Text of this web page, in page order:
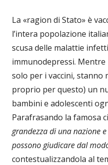
La «ragion di Stato» è
l’intera popolazione
scusa delle malattie
immunodepressi.
solo per i vaccini, stanno
proprio per questo) un
bambini e adolescenti
Parafrasando la famosa
grandezza di una nazione
possono giudicare dal
contestualizzandola al